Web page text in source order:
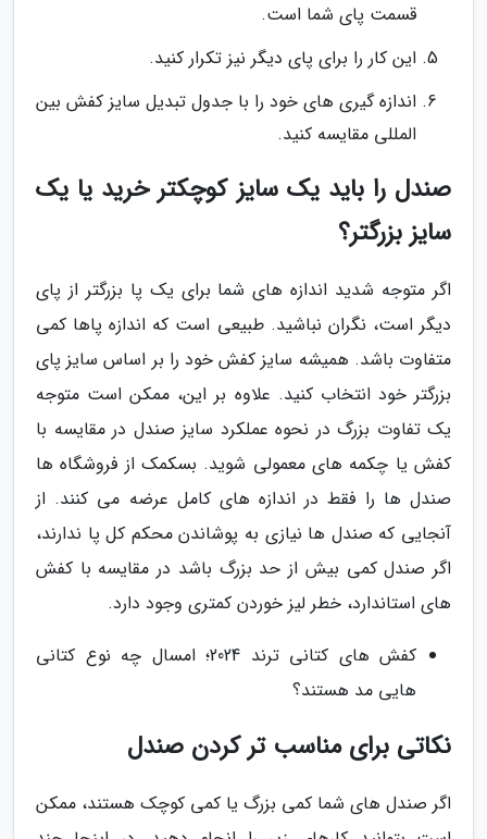
قسمت پای شما است.
این کار را برای پای دیگر نیز تکرار کنید.
اندازه گیری های خود را با جدول تبدیل سایز کفش بین
المللی مقایسه کنید.
صندل را باید یک سایز کوچکتر خرید یا یک
سایز بزرگتر؟
اگر متوجه شدید اندازه های شما برای یک پا بزرگتر از پای
دیگر است، نگران نباشید. طبیعی است که اندازه پاها کمی
متفاوت باشد. همیشه سایز کفش خود را بر اساس سایز پای
بزرگتر خود انتخاب کنید. علاوه بر این، ممکن است متوجه
یک تفاوت بزرگ در نحوه عملکرد سایز صندل در مقایسه با
کفش یا چکمه های معمولی شوید. بسکمک از فروشگاه ها
صندل ها را فقط در اندازه های کامل عرضه می کنند. از
آنجایی که صندل ها نیازی به پوشاندن محکم کل پا ندارند،
اگر صندل کمی بیش از حد بزرگ باشد در مقایسه با کفش
های استاندارد، خطر لیز خوردن کمتری وجود دارد.
کفش های کتانی ترند 2024؛ امسال چه نوع کتانی
هایی مد هستند؟
نکاتی برای مناسب تر کردن صندل
اگر صندل های شما کمی بزرگ یا کمی کوچک هستند، ممکن